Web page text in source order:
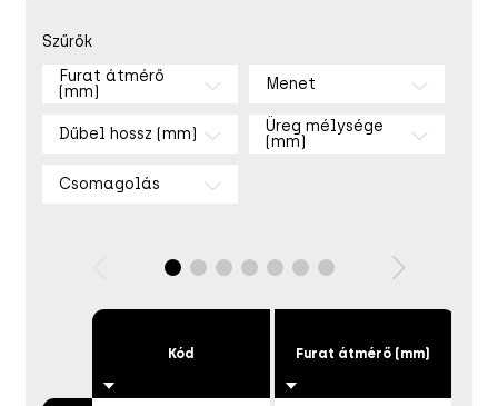
Szűrők
Furat átmérő
(mm)
Menet
Dűbel hossz (mm)
Üreg mélysége
(mm)
Csomagolás
Kód Furat átmérő (mm)